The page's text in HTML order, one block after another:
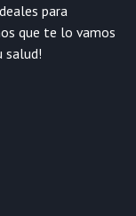
para
que te lo vamos
salud!